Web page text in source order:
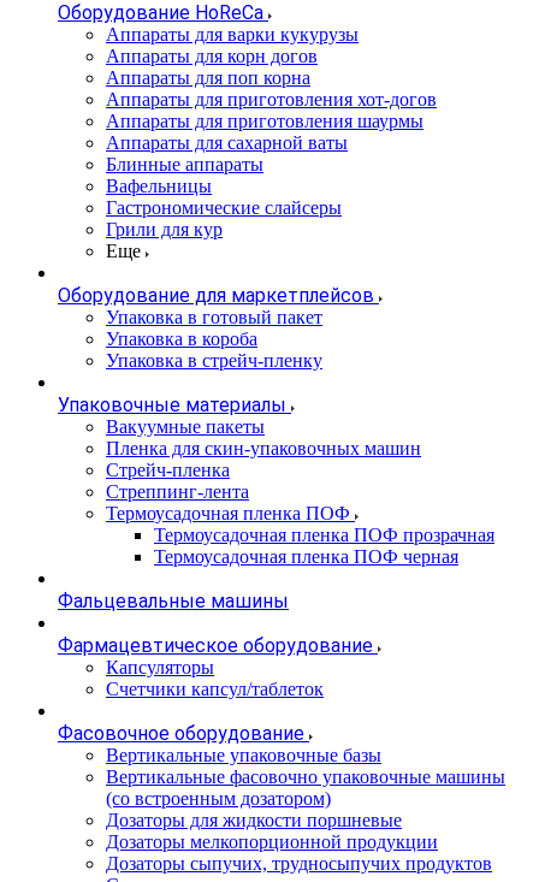
Оборудование HoReCa
Аппараты для варки кукурузы
Аппараты для корн догов
Аппараты для поп корна
Аппараты для приготовления хот-догов
Аппараты для приготовления шаурмы
Аппараты для сахарной ваты
Блинные аппараты
Вафельницы
Гастрономические слайсеры
Грили для кур
Еще
Оборудование для маркетплейсов
Упаковка в готовый пакет
Упаковка в короба
Упаковка в стрейч-пленку
Упаковочные материалы
Вакуумные пакеты
Пленка для скин-упаковочных машин
Стрейч-пленка
Стреппинг-лента
Термоусадочная пленка ПОФ
Термоусадочная пленка ПОФ прозрачная
Термоусадочная пленка ПОФ черная
Фальцевальные машины
Фармацевтическое оборудование
Капсуляторы
Счетчики капсул/таблеток
Фасовочноe оборудование
Вертикальные упаковочные базы
Вертикальные фасовочно упаковочные машины
(со встроенным дозатором)
Дозаторы для жидкости поршневые
Дозаторы мелкопорционной продукции
Дозаторы сыпучих, трудносыпучих продуктов